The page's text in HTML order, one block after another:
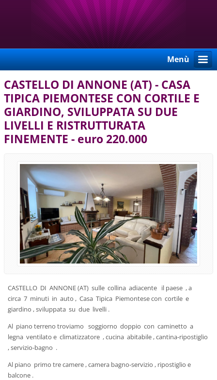
Menù
CASTELLO DI ANNONE (AT) - CASA
TIPICA PIEMONTESE CON CORTILE E
GIARDINO, SVILUPPATA SU DUE
LIVELLI E RISTRUTTURATA
FINEMENTE - euro 220.000
CASTELLO DI ANNONE (AT) sulle collina adiacente il paese , a
circa 7 minuti in auto , Casa Tipica Piemontese con cortile e
giardino , sviluppata su due livelli .
Al piano terreno troviamo soggiorno doppio con caminetto a
legna ventilato e climatizzatore , cucina abitabile , cantina-ripostiglio
, servizio-bagno .
Al piano primo tre camere , camera bagno-servizio , ripostiglio e
balcone .